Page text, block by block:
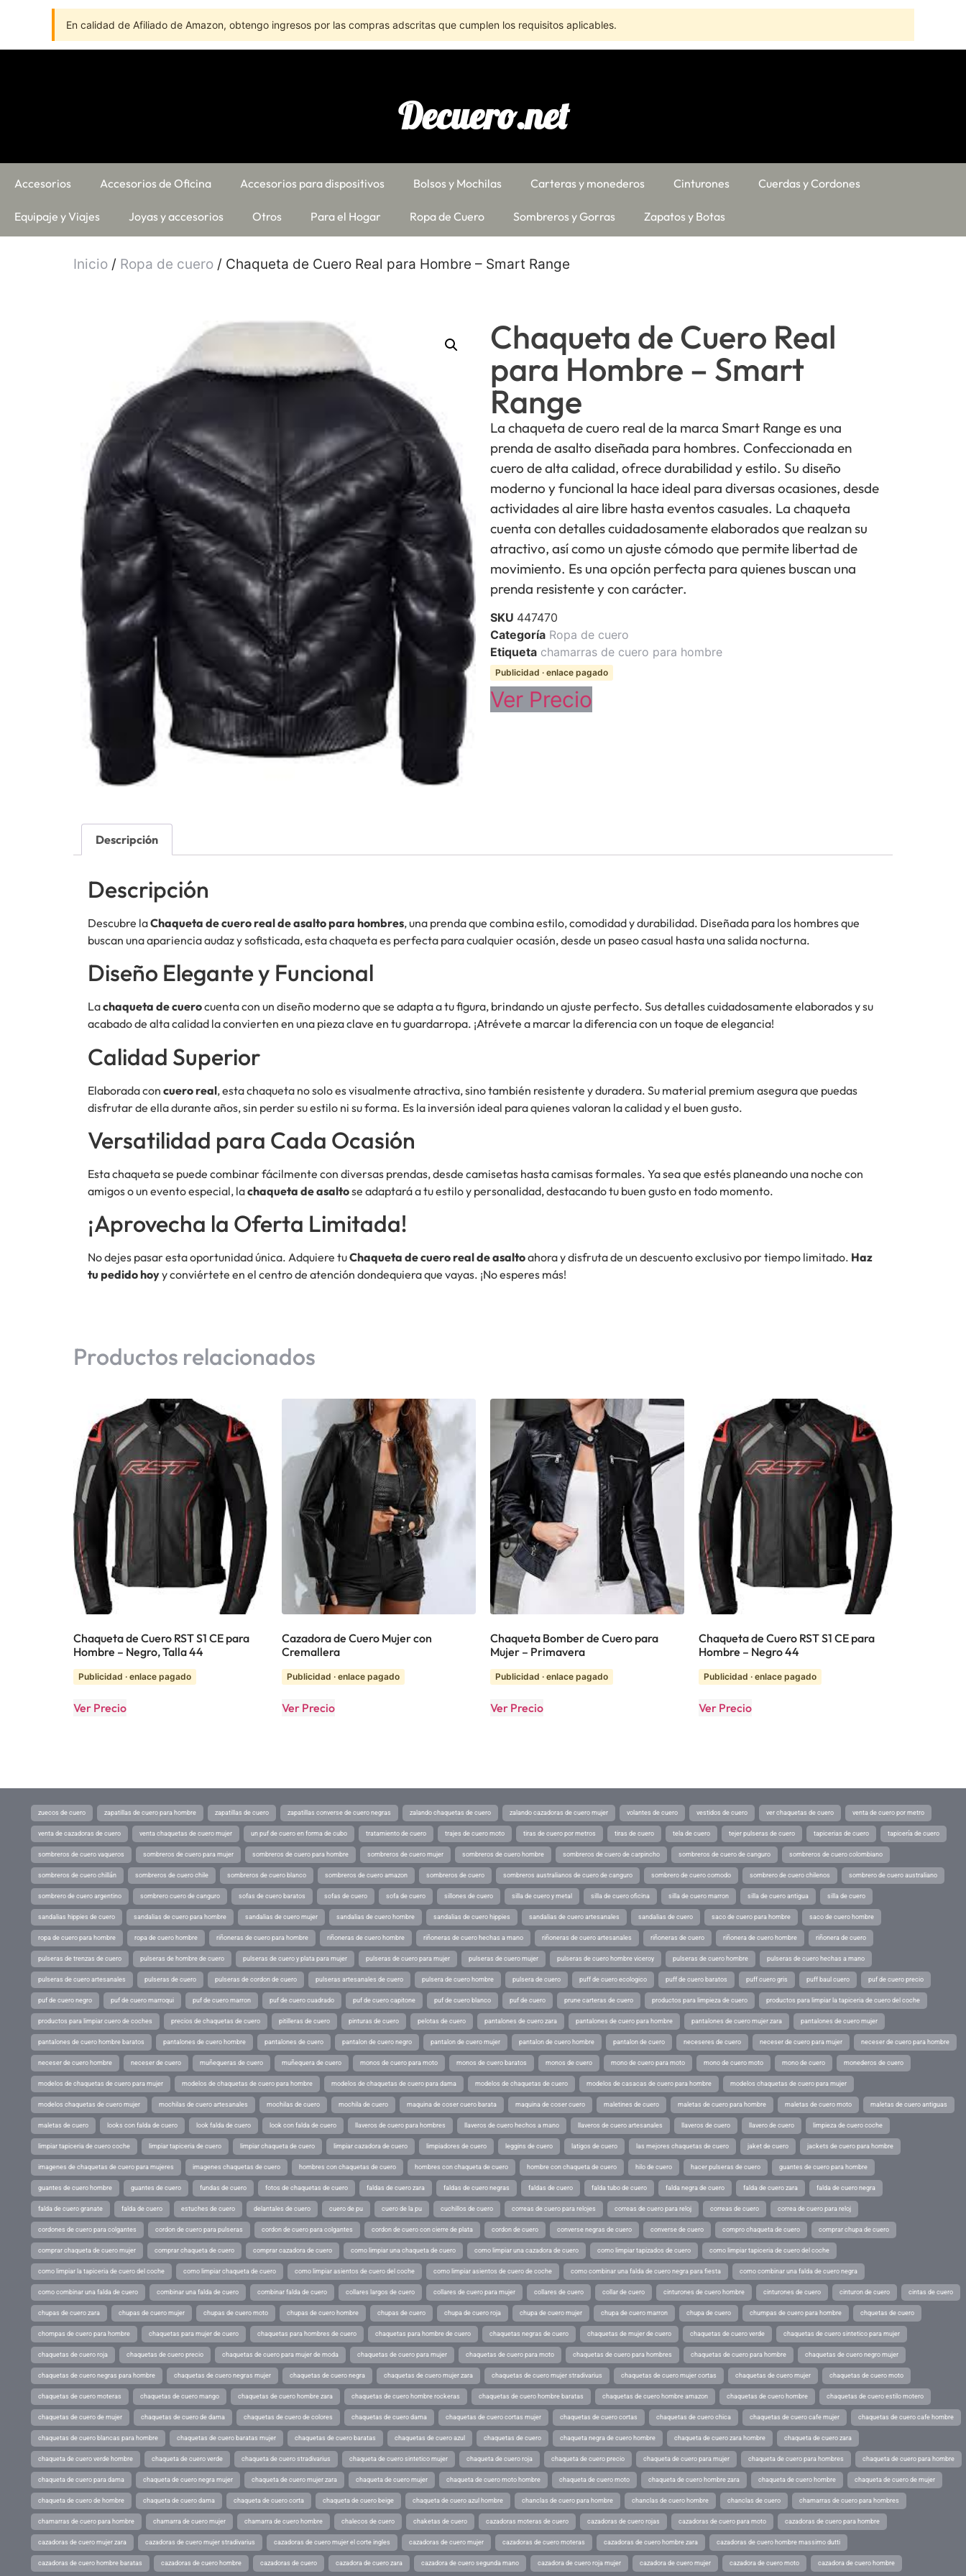
En calidad de Afiliado de Amazon, obtengo ingresos por las compras adscritas que cumplen los requisitos aplicables.
Decuero.net
Accesorios Accesorios de Oficina Accesorios para dispositivos Bolsos y Mochilas Carteras y monederos Cinturones Cuerdas y Cordones
Equipaje y Viajes Joyas y accesorios Otros Para el Hogar Ropa de Cuero Sombreros y Gorras Zapatos y Botas
Inicio / Ropa de cuero / Chaqueta de Cuero Real para Hombre – Smart Range
Chaqueta de Cuero Real
para Hombre – Smart
Range
La chaqueta de cuero real de la marca Smart Range es una
prenda de asalto diseñada para hombres. Confeccionada en
cuero de alta calidad, ofrece durabilidad y estilo. Su diseño
moderno y funcional la hace ideal para diversas ocasiones, desde
actividades al aire libre hasta eventos casuales. La chaqueta
cuenta con detalles cuidadosamente elaborados que realzan su
atractivo, así como un ajuste cómodo que permite libertad de
movimiento. Es una opción perfecta para quienes buscan una
prenda resistente y con carácter.
SKU 447470
Categoría Ropa de cuero
Etiqueta chamarras de cuero para hombre
Publicidad · enlace pagado
Ver Precio
Descripción
Descripción
Descubre laChaqueta de cuero real de asalto para hombres, una prenda que combina estilo, comodidad y durabilidad. Diseñada para los hombres que
buscan una apariencia audaz y sofisticada, esta chaqueta es perfecta para cualquier ocasión, desde un paseo casual hasta una salida nocturna.
Diseño Elegante y Funcional
Lachaqueta de cuerocuenta con un diseño moderno que se adapta a tu figura, brindando un ajuste perfecto. Sus detalles cuidadosamente elaborados y su
acabado de alta calidad la convierten en una pieza clave en tu guardarropa. ¡Atrévete a marcar la diferencia con un toque de elegancia!
Calidad Superior
Elaborada con cuero real, esta chaqueta no solo es visualmente atractiva, sino también resistente y duradera. Su material premium asegura que puedas
disfrutar de ella durante años, sin perder su estilo ni su forma. Es la inversión ideal para quienes valoran la calidad y el buen gusto.
Versatilidad para Cada Ocasión
Esta chaqueta se puede combinar fácilmente con diversas prendas, desde camisetas hasta camisas formales. Ya sea que estés planeando una noche con
amigos o un evento especial, lachaqueta de asaltose adaptará a tu estilo y personalidad, destacando tu buen gusto en todo momento.
¡Aprovecha la Oferta Limitada!
No dejes pasar esta oportunidad única. Adquiere tuChaqueta de cuero real de asaltoahora y disfruta de un descuento exclusivo por tiempo limitado. Haz
tu pedido hoyy conviértete en el centro de atención dondequiera que vayas. ¡No esperes más!
Productos relacionados
Chaqueta de Cuero RST S1 CE para
Hombre – Negro, Talla 44
Publicidad · enlace pagado
Ver Precio
Cazadora de Cuero Mujer con
Cremallera
Publicidad · enlace pagado
Ver Precio
Chaqueta Bomber de Cuero para
Mujer – Primavera
Publicidad · enlace pagado
Ver Precio
Chaqueta de Cuero RST S1 CE para
Hombre – Negro 44
Publicidad · enlace pagado
Ver Precio
zuecos de cuero zapatillas de cuero para hombre zapatillas de cuero zapatillas converse de cuero negras zalando chaquetas de cuero zalando cazadoras de cuero mujer volantes de cuero vestidos de cuero ver chaquetas de cuero venta de cuero por metro
venta de cazadoras de cuero venta chaquetas de cuero mujer un puf de cuero en forma de cubo tratamiento de cuero trajes de cuero moto tiras de cuero por metros tiras de cuero tela de cuero tejer pulseras de cuero tapicerias de cuero tapicería de cuero
sombreros de cuero vaqueros sombreros de cuero para mujer sombreros de cuero para hombre sombreros de cuero mujer sombreros de cuero hombre sombreros de cuero de carpincho sombreros de cuero de canguro sombreros de cuero colombiano
sombreros de cuero chillán sombreros de cuero chile sombreros de cuero blanco sombreros de cuero amazon sombreros de cuero sombreros australianos de cuero de canguro sombrero de cuero comodo sombrero de cuero chilenos sombrero de cuero australiano
sombrero de cuero argentino sombrero cuero de canguro sofas de cuero baratos sofas de cuero sofa de cuero sillones de cuero silla de cuero y metal silla de cuero oficina silla de cuero marron silla de cuero antigua silla de cuero
sandalias hippies de cuero sandalias de cuero para hombre sandalias de cuero mujer sandalias de cuero hombre sandalias de cuero hippies sandalias de cuero artesanales sandalias de cuero saco de cuero para hombre saco de cuero hombre
ropa de cuero para hombre ropa de cuero hombre riñoneras de cuero para hombre riñoneras de cuero hombre riñoneras de cuero hechas a mano riñoneras de cuero artesanales riñoneras de cuero riñonera de cuero hombre riñonera de cuero
pulseras de trenzas de cuero pulseras de hombre de cuero pulseras de cuero y plata para mujer pulseras de cuero para mujer pulseras de cuero mujer pulseras de cuero hombre viceroy pulseras de cuero hombre pulseras de cuero hechas a mano
pulseras de cuero artesanales pulseras de cuero pulseras de cordon de cuero pulseras artesanales de cuero pulsera de cuero hombre pulsera de cuero puff de cuero ecologico puff de cuero baratos puff cuero gris puff baul cuero puf de cuero precio
puf de cuero negro puf de cuero marroqui puf de cuero marron puf de cuero cuadrado puf de cuero capitone puf de cuero blanco puf de cuero prune carteras de cuero productos para limpieza de cuero productos para limpiar la tapiceria de cuero del coche
productos para limpiar cuero de coches precios de chaquetas de cuero pitilleras de cuero pinturas de cuero pelotas de cuero pantalones de cuero zara pantalones de cuero para hombre pantalones de cuero mujer zara pantalones de cuero mujer
pantalones de cuero hombre baratos pantalones de cuero hombre pantalones de cuero pantalon de cuero negro pantalon de cuero mujer pantalon de cuero hombre pantalon de cuero neceseres de cuero neceser de cuero para mujer neceser de cuero para hombre
neceser de cuero hombre neceser de cuero muñequeras de cuero muñequera de cuero monos de cuero para moto monos de cuero baratos monos de cuero mono de cuero para moto mono de cuero moto mono de cuero monederos de cuero
modelos de chaquetas de cuero para mujer modelos de chaquetas de cuero para hombre modelos de chaquetas de cuero para dama modelos de chaquetas de cuero modelos de casacas de cuero para hombre modelos chaquetas de cuero para mujer
modelos chaquetas de cuero mujer mochilas de cuero artesanales mochilas de cuero mochila de cuero maquina de coser cuero barata maquina de coser cuero maletines de cuero maletas de cuero para hombre maletas de cuero moto maletas de cuero antiguas
maletas de cuero looks con falda de cuero look falda de cuero look con falda de cuero llaveros de cuero para hombres llaveros de cuero hechos a mano llaveros de cuero artesanales llaveros de cuero llavero de cuero limpieza de cuero coche
limpiar tapiceria de cuero coche limpiar tapiceria de cuero limpiar chaqueta de cuero limpiar cazadora de cuero limpiadores de cuero leggins de cuero latigos de cuero las mejores chaquetas de cuero jaket de cuero jackets de cuero para hombre
imagenes de chaquetas de cuero para mujeres imagenes chaquetas de cuero hombres con chaquetas de cuero hombres con chaqueta de cuero hombre con chaqueta de cuero hilo de cuero hacer pulseras de cuero guantes de cuero para hombre
guantes de cuero hombre guantes de cuero fundas de cuero fotos de chaquetas de cuero faldas de cuero zara faldas de cuero negras faldas de cuero falda tubo de cuero falda negra de cuero falda de cuero zara falda de cuero negra
falda de cuero granate falda de cuero estuches de cuero delantales de cuero cuero de pu cuero de la pu cuchillos de cuero correas de cuero para relojes correas de cuero para reloj correas de cuero correa de cuero para reloj
cordones de cuero para colgantes cordon de cuero para pulseras cordon de cuero para colgantes cordon de cuero con cierre de plata cordon de cuero converse negras de cuero converse de cuero compro chaqueta de cuero comprar chupa de cuero
comprar chaqueta de cuero mujer comprar chaqueta de cuero comprar cazadora de cuero como limpiar una chaqueta de cuero como limpiar una cazadora de cuero como limpiar tapizados de cuero como limpiar tapiceria de cuero del coche
como limpiar la tapiceria de cuero del coche como limpiar chaqueta de cuero como limpiar asientos de cuero del coche como limpiar asientos de cuero de coche como combinar una falda de cuero negra para fiesta como combinar una falda de cuero negra
como combinar una falda de cuero combinar una falda de cuero combinar falda de cuero collares largos de cuero collares de cuero para mujer collares de cuero collar de cuero cinturones de cuero hombre cinturones de cuero cinturon de cuero cintas de cuero
chupas de cuero zara chupas de cuero mujer chupas de cuero moto chupas de cuero hombre chupas de cuero chupa de cuero roja chupa de cuero mujer chupa de cuero marron chupa de cuero chumpas de cuero para hombre chquetas de cuero
chompas de cuero para hombre chaquetas para mujer de cuero chaquetas para hombres de cuero chaquetas para hombre de cuero chaquetas negras de cuero chaquetas de mujer de cuero chaquetas de cuero verde chaquetas de cuero sintetico para mujer
chaquetas de cuero roja chaquetas de cuero precio chaquetas de cuero para mujer de moda chaquetas de cuero para mujer chaquetas de cuero para moto chaquetas de cuero para hombres chaquetas de cuero para hombre chaquetas de cuero negro mujer
chaquetas de cuero negras para hombre chaquetas de cuero negras mujer chaquetas de cuero negra chaquetas de cuero mujer zara chaquetas de cuero mujer stradivarius chaquetas de cuero mujer cortas chaquetas de cuero mujer chaquetas de cuero moto
chaquetas de cuero moteras chaquetas de cuero mango chaquetas de cuero hombre zara chaquetas de cuero hombre rockeras chaquetas de cuero hombre baratas chaquetas de cuero hombre amazon chaquetas de cuero hombre chaquetas de cuero estilo motero
chaquetas de cuero de mujer chaquetas de cuero de dama chaquetas de cuero de colores chaquetas de cuero dama chaquetas de cuero cortas mujer chaquetas de cuero cortas chaquetas de cuero chica chaquetas de cuero cafe mujer chaquetas de cuero cafe hombre
chaquetas de cuero blancas para hombre chaquetas de cuero baratas mujer chaquetas de cuero baratas chaquetas de cuero azul chaquetas de cuero chaqueta negra de cuero hombre chaqueta de cuero zara hombre chaqueta de cuero zara
chaqueta de cuero verde hombre chaqueta de cuero verde chaqueta de cuero stradivarius chaqueta de cuero sintetico mujer chaqueta de cuero roja chaqueta de cuero precio chaqueta de cuero para mujer chaqueta de cuero para hombres chaqueta de cuero para hombre
chaqueta de cuero para dama chaqueta de cuero negra mujer chaqueta de cuero mujer zara chaqueta de cuero mujer chaqueta de cuero moto hombre chaqueta de cuero moto chaqueta de cuero hombre zara chaqueta de cuero hombre chaqueta de cuero de mujer
chaqueta de cuero de hombre chaqueta de cuero dama chaqueta de cuero corta chaqueta de cuero beige chaqueta de cuero azul hombre chanclas de cuero para hombre chanclas de cuero hombre chanclas de cuero chamarras de cuero para hombres
chamarras de cuero para hombre chamarra de cuero mujer chamarra de cuero hombre chalecos de cuero chaketas de cuero cazadoras moteras de cuero cazadoras de cuero rojas cazadoras de cuero para moto cazadoras de cuero para hombre
cazadoras de cuero mujer zara cazadoras de cuero mujer stradivarius cazadoras de cuero mujer el corte ingles cazadoras de cuero mujer cazadoras de cuero moteras cazadoras de cuero hombre zara cazadoras de cuero hombre massimo dutti
cazadoras de cuero hombre baratas cazadoras de cuero hombre cazadoras de cuero cazadora de cuero zara cazadora de cuero segunda mano cazadora de cuero roja mujer cazadora de cuero mujer cazadora de cuero moto cazadora de cuero hombre